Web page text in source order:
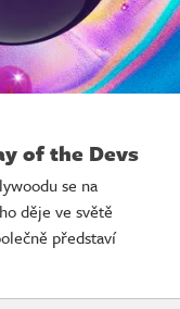
of the Devs
se na
děje ve světě
představí